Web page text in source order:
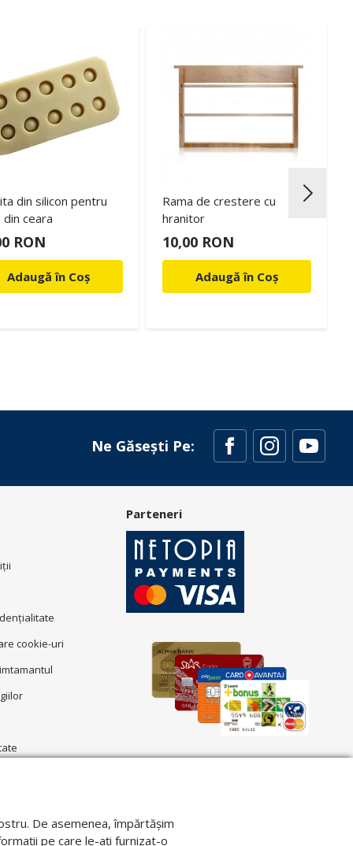
din silicon pentru
ceara
RON
Adaugă în Coș
Rama de crestere cu
hranitor
10,00 RON
Adaugă în Coș
Ne Găsești Pe:
cookie-uri
Parteneri
De asemenea, împărtășim
pe care le-ați furnizat-o